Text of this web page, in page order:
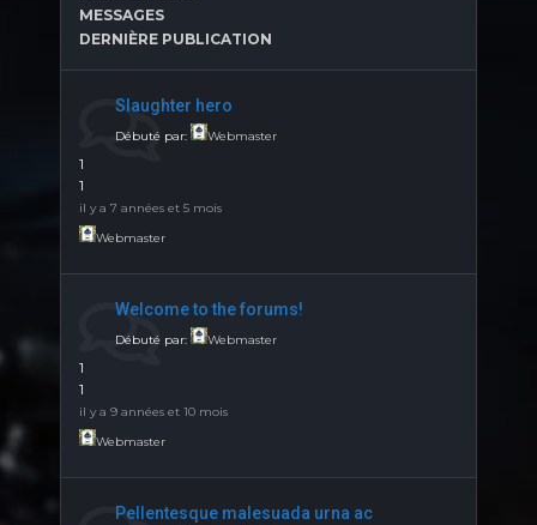
MESSAGES
DERNIÈRE PUBLICATION
Slaughter hero
Débuté par: Webmaster
1
1
il y a 7 années et 5 mois
Webmaster
Welcome to the forums!
Débuté par: Webmaster
1
1
il y a 9 années et 10 mois
Webmaster
Pellentesque malesuada urna ac